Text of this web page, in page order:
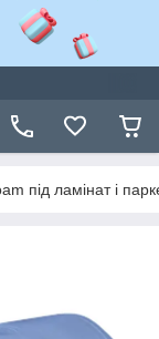
під ламінат і